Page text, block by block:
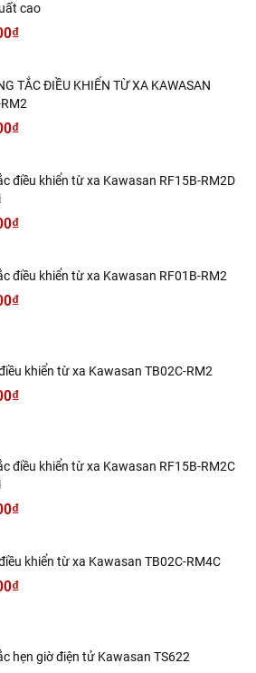
cao
TẮC ĐIỀU KHIỂN TỪ XA KAWASAN
điều khiển từ xa Kawasan RF15B-RM2D
điều khiển từ xa Kawasan RF01B-RM2
khiển từ xa Kawasan TB02C-RM2
điều khiển từ xa Kawasan RF15B-RM2C
khiển từ xa Kawasan TB02C-RM4C
hẹn giờ điện tử Kawasan TS622